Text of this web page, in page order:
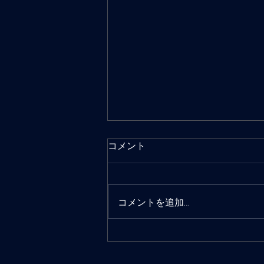
コメント
コメントを追加…